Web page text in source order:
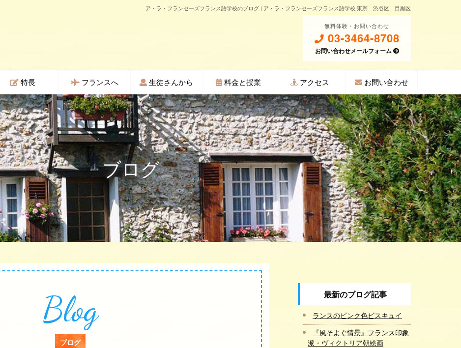
ア・ラ・フランセーズフランス語学校のブログ | ア・ラ・フランセーズフランス語学校 東京 渋谷区 目黒区
無料体験・お問い合わせ
03-3464-8708
お問い合わせメールフォーム
特長 フランスへ 生徒さんから 料金と授業 アクセス お問い合わせ
ブログ
Blog
ブログ
最新のブログ記事
ランスのピンク色ビスキュイ
『風そよぐ情景』フランス印象
派・ヴィクトリア朝絵画